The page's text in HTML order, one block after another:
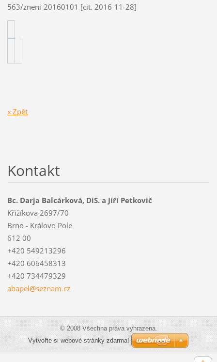
563/zneni-20160101 [cit. 2016-11-28]
« Zpět
Kontakt
Bc. Darja Balcárková, DiS. a Jiří Petkovič
Křižíkova 2697/70
Brno - Královo Pole
612 00
+420 549213296
+420 606458313
+420 734479329
abapel@seznam.cz
© 2008 Všechna práva vyhrazena.
Vytvořte si webové stránky zdarma!